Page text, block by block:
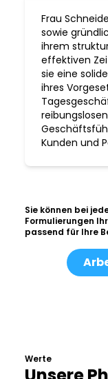
Frau
sowie
ihrem
effektiven
sie eine
ihres
Kunden und
Sie können bei
Formulierungen
passend für Ihre
Werte